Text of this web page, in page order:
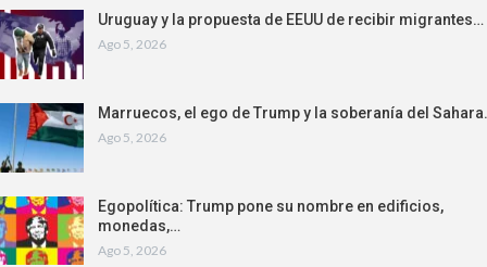
Uruguay y la propuesta de EEUU de recibir migrantes…
Ago 5, 2026
Marruecos, el ego de Trump y la soberanía del
Ago 5, 2026
Egopolítica: Trump pone su nombre en edificios,
monedas,…
Ago 5, 2026